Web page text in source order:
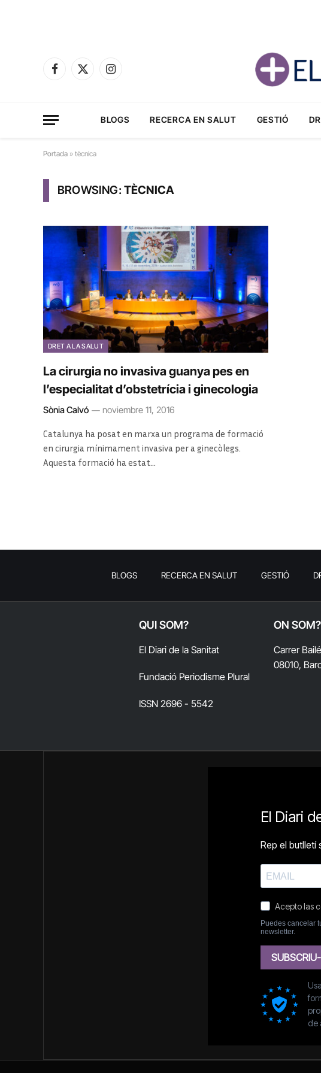
Facebook
X
Instagram
BLOGS RECERCA EN SALUT GESTIÓ
Portada » tècnica
BROWSING:TÈCNICA
DRET A LA SALUT
La cirurgia no invasiva guanya pes en
l’especialitat d’obstetrícia i ginecologia
Sònia Calvó noviembre 11, 2016
Catalunya ha posat en marxa un programa de formació
en cirurgia mínimament invasiva per a ginecòlegs.
Aquesta formació ha estat…
BLOGS RECERCA EN SALUT GESTIÓ
QUI SOM?
El Diari de la Sanitat
Fundació Periodisme Plural
ISSN 2696 - 5542
ON SOM?
Carrer
08010,